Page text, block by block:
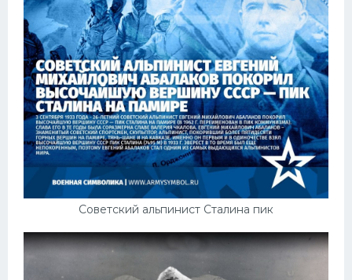
Советский альпинист Сталина пик